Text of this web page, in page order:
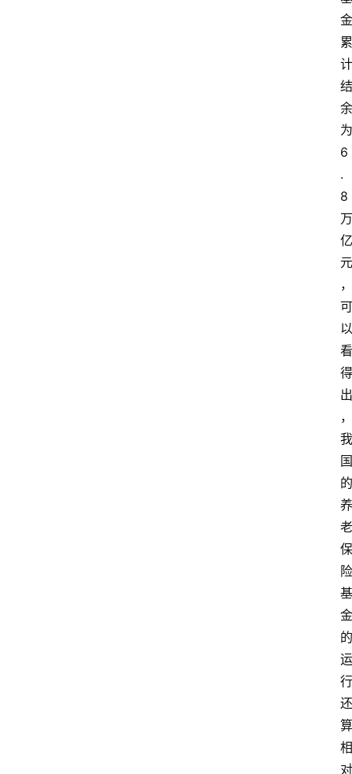
金
累
计
结
余
为
6
.
8
万
亿
元
，
可
以
看
得
出
，
我
国
的
养
老
保
险
基
金
的
运
行
还
算
相
对